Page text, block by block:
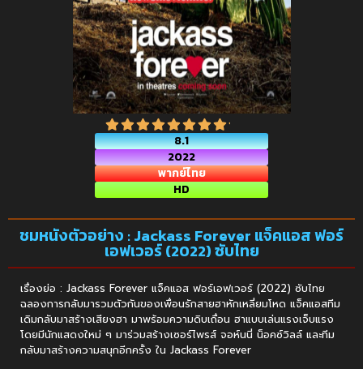
8.1
2022
พากย์ไทย
HD
ชมหนังตัวอย่าง : Jackass Forever แจ็คแอส ฟอร์
เอฟเวอร์ (2022) ซับไทย
เรื่องย่อ : Jackass Forever แจ็คแอส ฟอร์เอฟเวอร์ (2022) ซับไทย
ฉลองการกลับมารวมตัวกันของเพื่อนรักสายฮาหักเหลี่ยมโหด แจ็คแอสทีม
เดิมกลับมาสร้างเสียงฮา มาพร้อมความดิบเถื่อน ฮาแบบเล่นแรงเจ็บแรง
โดยมีนักแสดงใหม่ ๆ มาร่วมสร้างเซอร์ไพรส์ จอห์นนี่ น็อคซ์วิลล์ และทีม
กลับมาสร้างความสนุกอีกครั้ง ใน Jackass Forever